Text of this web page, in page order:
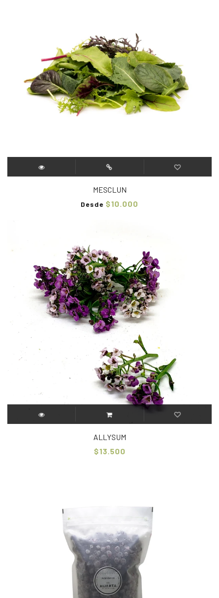
MESCLUN
Desde $10.000
ALLYSUM
$13.500